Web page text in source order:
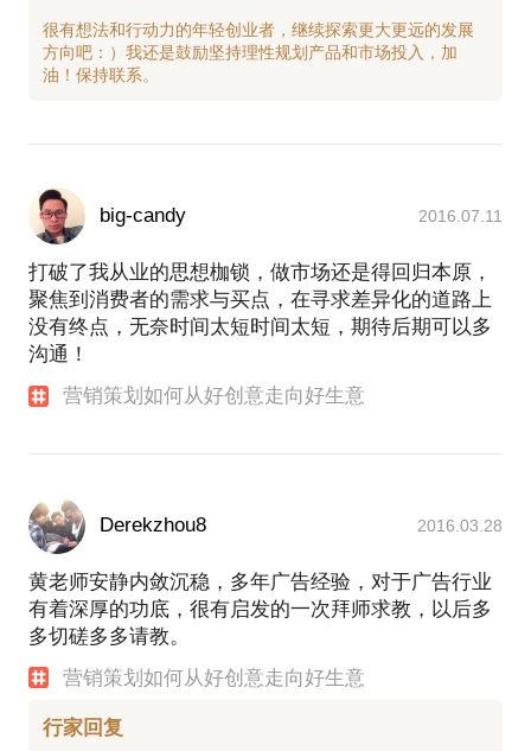
很有想法和行动力的年轻创业者，继续探索更大更远的发展
方向吧：）我还是鼓励坚持理性规划产品和市场投入，加
big-candy 2016.07.11
打破了我从业的思想枷锁，做市场还是得回归本原，
聚焦到消费者的需求与买点，在寻求差异化的道路上
没有终点，无奈时间太短时间太短，期待后期可以多
沟通！
营销策划如何从好创意走向好生意
Derekzhou8 2016.03.28
黄老师安静内敛沉稳，多年广告经验，对于广告行业
有着深厚的功底，很有启发的一次拜师求教，以后多
多切磋多多请教。
营销策划如何从好创意走向好生意
行家回复